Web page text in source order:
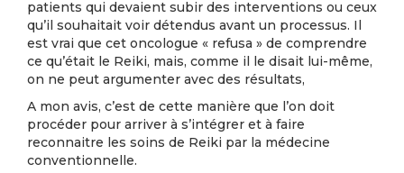
patients qui devaient subir des interventions ou ceux
qu’il souhaitait voir détendus avant un processus. Il
est vrai que cet oncologue « refusa » de comprendre
ce qu’était le Reiki, mais, comme il le disait lui-même,
on ne peut argumenter avec des résultats,
A mon avis, c’est de cette manière que l’on doit
procéder pour arriver à s’intégrer et à faire
reconnaitre les soins de Reiki par la médecine
conventionnelle.